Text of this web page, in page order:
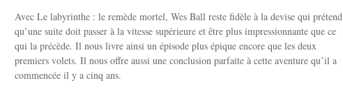
Avec Le labyrinthe : le remède mortel, Wes Ball reste fidèle à la devise qui prétend
qu’une suite doit passer à la vitesse supérieure et être plus impressionnante que ce
qui la précède. Il nous livre ainsi un épisode plus épique encore que les deux
premiers volets. Il nous offre aussi une conclusion parfaite à cette aventure qu’il a
commencée il y a cinq ans.